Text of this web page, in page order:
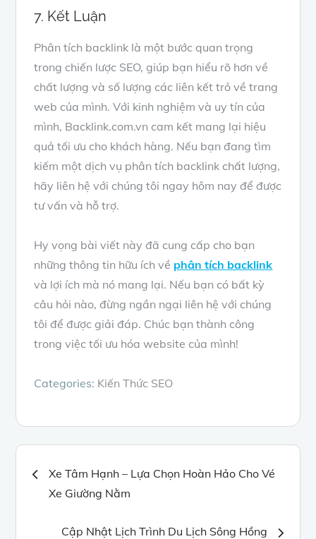
7. Kết Luận
Phân tích backlink là một bước quan trọng
trong chiến lược SEO, giúp bạn hiểu rõ hơn về
chất lượng và số lượng các liên kết trỏ về trang
web của mình. Với kinh nghiệm và uy tín của
mình, Backlink.com.vn cam kết mang lại hiệu
quả tối ưu cho khách hàng. Nếu bạn đang tìm
kiếm một dịch vụ phân tích backlink chất lượng,
hãy liên hệ với chúng tôi ngay hôm nay để được
tư vấn và hỗ trợ.
Hy vọng bài viết này đã cung cấp cho bạn
những thông tin hữu ích về phân tích backlink
và lợi ích mà nó mang lại. Nếu bạn có bất kỳ
câu hỏi nào, đừng ngần ngại liên hệ với chúng
tôi để được giải đáp. Chúc bạn thành công
trong việc tối ưu hóa website của mình!
Categories: Kiến Thức SEO
Điều
hướng
Xe Tâm Hạnh – Lựa Chọn Hoàn Hảo Cho Vé
Xe Giường Nằm
Cập Nhật Lịch Trình Du Lịch Sông Hồng